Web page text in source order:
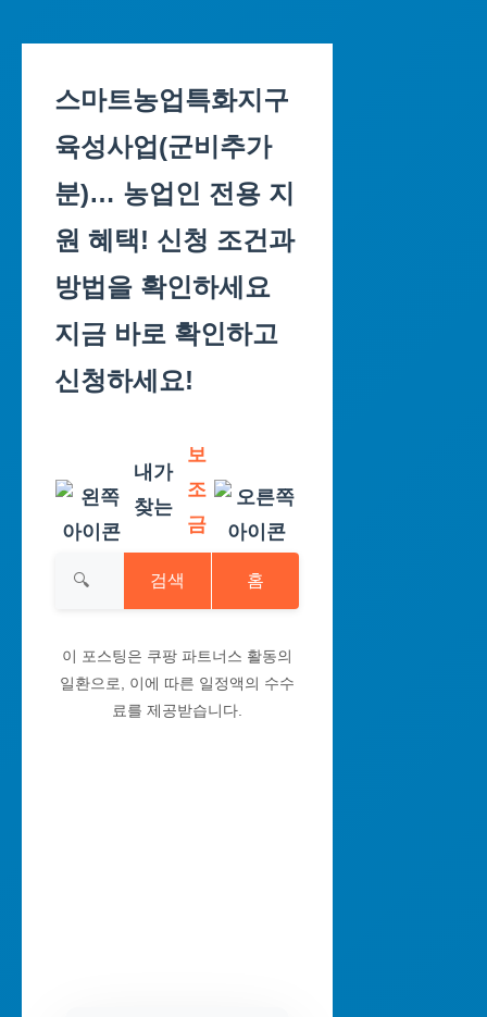
스마트농업특화지구
육성사업(군비추가
분)… 농업인 전용 지
원 혜택! 신청 조건과
방법을 확인하세요
지금 바로 확인하고
신청하세요!
내가
찾는
보
조
금
검색 홈
이 포스팅은 쿠팡 파트너스 활동의
일환으로, 이에 따른 일정액의 수수
료를 제공받습니다.